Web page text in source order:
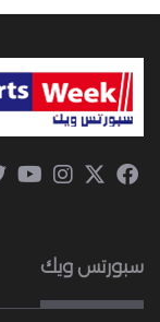
سبورتس ويك